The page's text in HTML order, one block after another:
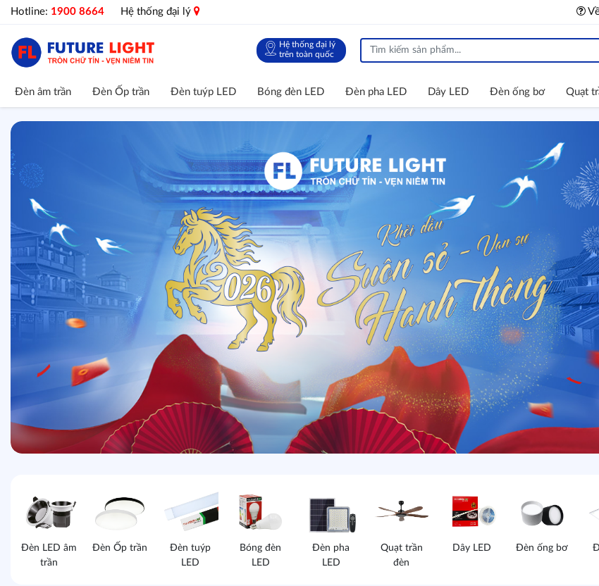
Hotline: 1900 8664 Hệ thống đại lý
Hệ thống đại lý
trên toàn quốc
Đèn âm trần Đèn Ốp trần Đèn tuýp LED Bóng đèn LED Đèn pha LED Dây LED Đèn ống bơ Quạt
Đèn LED âm
trần
Đèn Ốp trần
Đèn tuýp
LED
Bóng đèn
LED
Đèn pha
LED
Quạt trần
đèn
Dây LED Đèn ống bơ